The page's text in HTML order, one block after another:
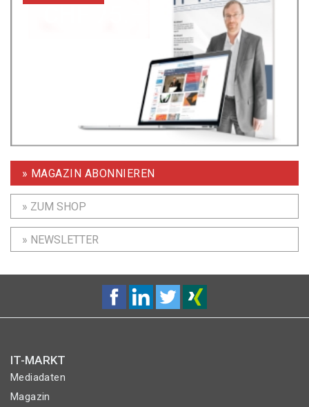
» MAGAZIN ABONNIEREN
» ZUM SHOP
» NEWSLETTER
IT-MARKT
Mediadaten
Magazin